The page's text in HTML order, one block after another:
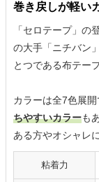
巻き戻しが軽い
「セロテープ」の
の大手「ニチバン
とつである布テー
カラーは全7色展開
ちやすいカラーも
ある方やオシャレ
粘着力